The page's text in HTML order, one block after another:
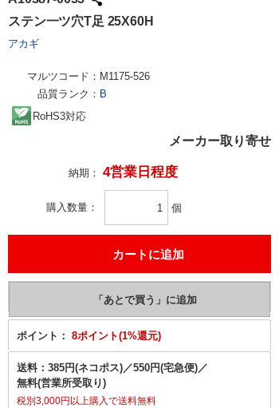
ステン一ツ穴T足 25X60H
アカギ
マルツコード： M1175-526
品質ランク： B
RoHS3対応
メーカー取り寄せ
納期： 4営業日程度
購入数量 個
ポイント： 8ポイント(1%還元)
送料： 385円(ネコポス)／550円(宅急便)／
無料(営業所受取り)
税別3,000円以上購入で送料無料